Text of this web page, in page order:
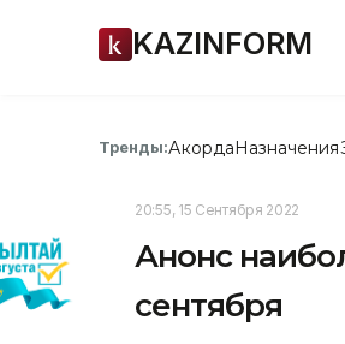
KAZINFORM
Тренды:АкордаНазначения
20:55, 15 Сентября 2022
Анонс
сентября